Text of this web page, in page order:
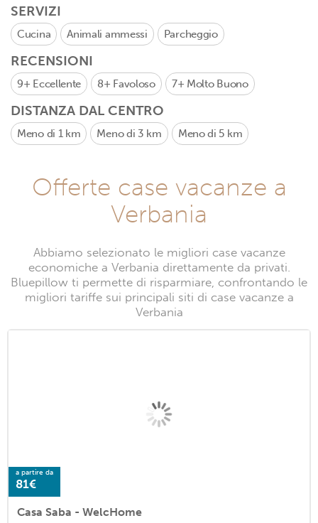
SERVIZI
Cucina Animali ammessi Parcheggio
RECENSIONI
9+ Eccellente 8+ Favoloso 7+ Molto Buono
DISTANZA DAL CENTRO
Meno di 1 km Meno di 3 km Meno di 5 km
Offerte case vacanze a
Verbania
Abbiamo selezionato le migliori case vacanze
economiche a Verbania direttamente da privati.
Bluepillow ti permette di risparmiare, confrontando le
migliori tariffe sui principali siti di case vacanze a
Verbania
a partire da
81€
Casa Saba - WelcHome